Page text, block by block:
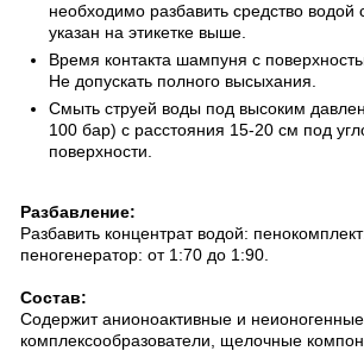
необходимо разбавить средство водой
указан на этикетке выше.
Время контакта шампуня с
Не допускать полного высыхания.
Смыть струей воды под высоким
100 бар) с расстояния 15-20 см под
поверхности.
Разбавление:
Разбавить концентрат водой:
пеногенератор: от 1:70 до 1:90.
Состав:
Содержит анионоактивные и
комплексообразователи, щелочные